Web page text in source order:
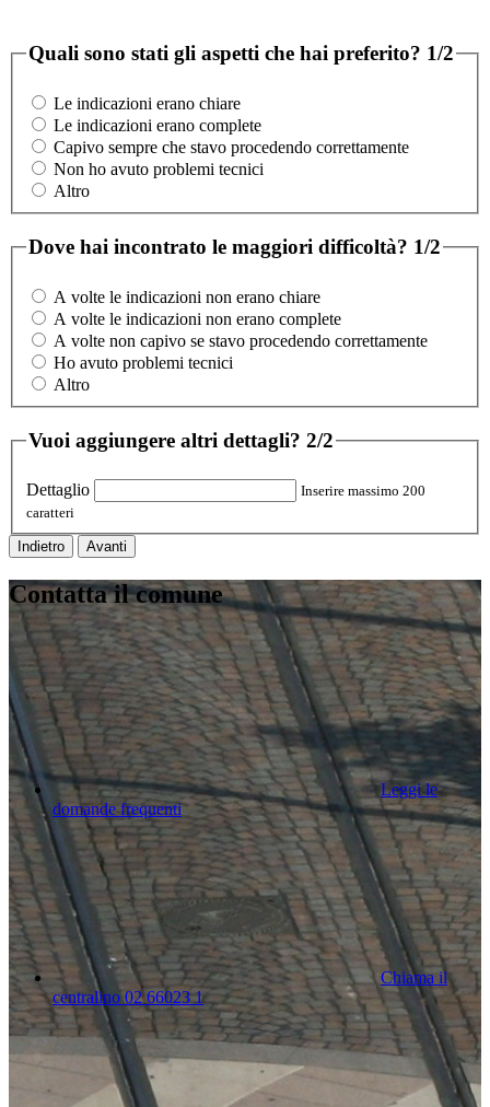
Quali sono stati gli aspetti che hai preferito? 1/2
Le indicazioni erano chiare
Le indicazioni erano complete
Capivo sempre che stavo procedendo correttamente
Non ho avuto problemi tecnici
Altro
Dove hai incontrato le maggiori difficoltà? 1/2
A volte le indicazioni non erano chiare
A volte le indicazioni non erano complete
A volte non capivo se stavo procedendo correttamente
Ho avuto problemi tecnici
Altro
Vuoi aggiungere altri dettagli? 2/2
Dettaglio
Inserire massimo 200
caratteri
Indietro Avanti
Contatta il comune
Leggi le
domande frequenti
Chiama il
centralino 02 66023 1